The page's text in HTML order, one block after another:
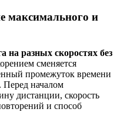
максимального и
на разных скоростях без
сменяется
промежуток времени
Перед началом
дистанции, скорость
и способ